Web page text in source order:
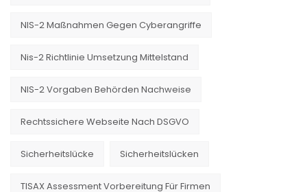
NIS-2 Maßnahmen Gegen Cyberangriffe
Nis-2 Richtlinie Umsetzung Mittelstand
NIS-2 Vorgaben Behörden Nachweise
Rechtssichere Webseite Nach DSGVO
Sicherheitslücke Sicherheitslücken
TISAX Assessment Vorbereitung Für Firmen